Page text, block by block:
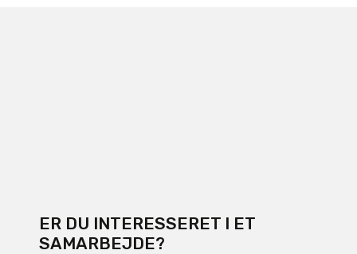
ER DU INTERESSERET I ET
SAMARBEJDE?